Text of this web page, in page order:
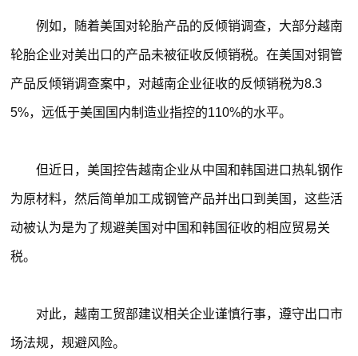
例如，随着美国对轮胎产品的反倾销调查，大部分越南
轮胎企业对美出口的产品未被征收反倾销税。在美国对铜管
产品反倾销调查案中，对越南企业征收的反倾销税为8.3
5%，远低于美国国内制造业指控的110%的水平。
但近日，美国控告越南企业从中国和韩国进口热轧钢作
为原材料，然后简单加工成钢管产品并出口到美国，这些活
动被认为是为了规避美国对中国和韩国征收的相应贸易关
税。
对此，越南工贸部建议相关企业谨慎行事，遵守出口市
场法规，规避风险。